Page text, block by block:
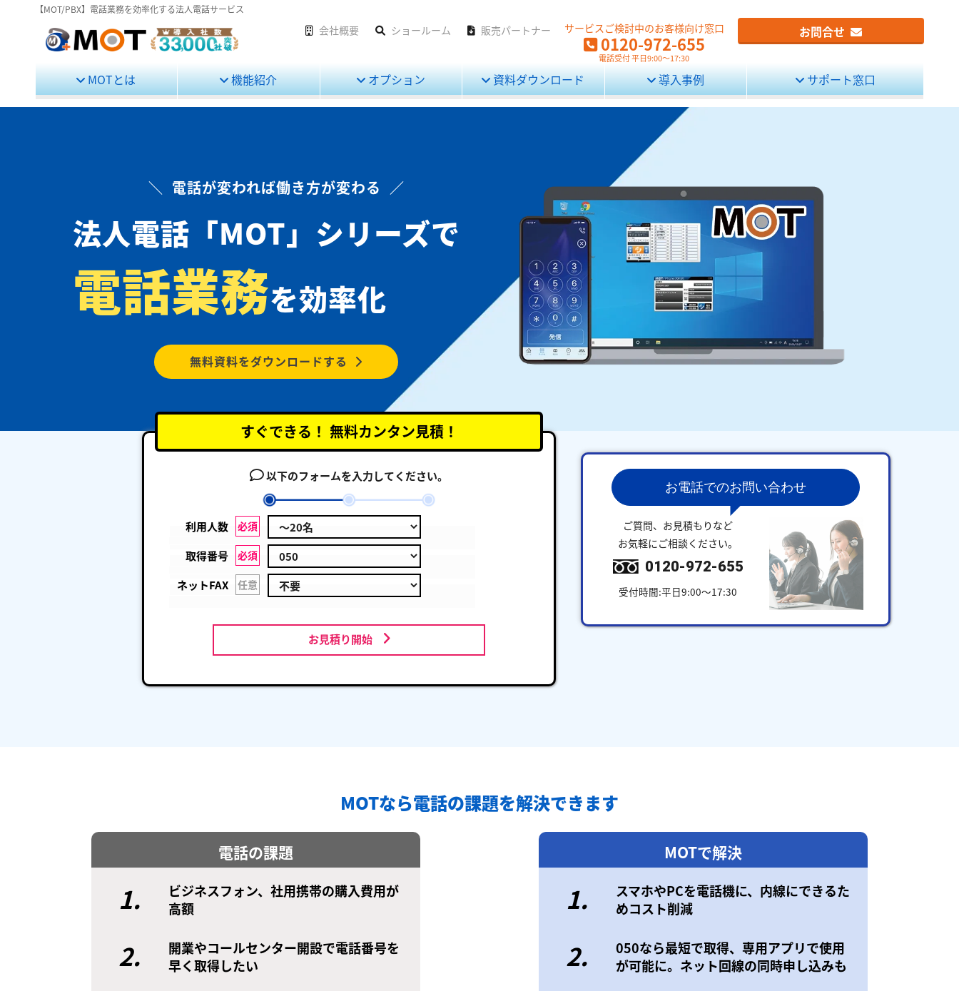
【MOT/PBX】電話業務を効率化する法人電話サービス
会社概要 ショールーム 販売パートナー サービスご検討中のお客様向け窓口
0120-972-655
電話受付 平日9:00～17:30
お問合せ
MOTとは 機能紹介 オプション 資料ダウンロード 導入事例 サポート窓口
＼ 電話が変われば働き方が変わる ／
法人電話 「MOT」シリーズで
電話業務を効率化
無料資料をダウンロードする
すぐできる！ 無料カンタン見積！
以下のフォームを入力してください。
利用人数 必須
取得番号 必須
ネットFAX 任意
お見積り開始
お電話でのお問い合わせ
ご質問、お見積もりなど
お気軽にご相談ください。
0120-972-655
受付時間:平日9:00～17:30
MOTなら電話の課題を解決できます
電話の課題
1.
ビジネスフォン、社用携帯の購入費用が
高額
2.
開業やコールセンター開設で電話番号を
早く取得したい
MOTで解決
1.
スマホやPCを電話機に、内線にできるた
めコスト削減
2.
050なら最短で取得、専用アプリで使用
が可能に。ネット回線の同時申し込みも